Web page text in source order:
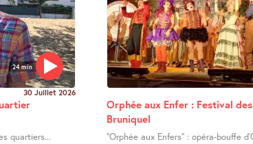
24 min
30 Juillet 2026
quartiers...
Orphée aux Enfer : Festival
Bruniquel
"Orphée aux Enfers" : opéra-bouffe